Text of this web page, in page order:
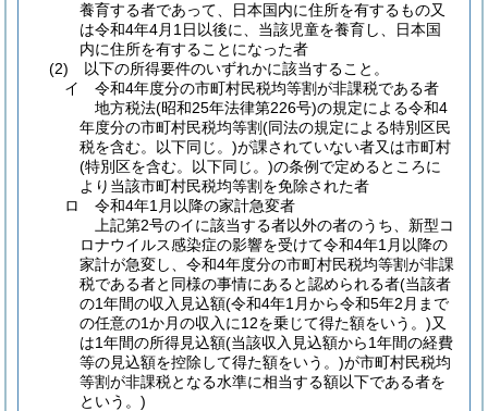
養育する者であって、日本国内に住所を有するもの又
は令和4年4月1日以後に、当該児童を養育し、日本国
内に住所を有することになった者
(2)
以下の所得要件のいずれかに該当すること。
イ
令和4年度分の市町村民税均等割が非課税である者
地方税法(昭和25年法律第226号)の規定による令和4
年度分の市町村民税均等割(同法の規定による特別区民
税を含む。以下同じ。)が課されていない者又は市町村
(特別区を含む。以下同じ。)の条例で定めるところに
より当該市町村民税均等割を免除された者
ロ
令和4年1月以降の家計急変者
上記第2号のイに該当する者以外の者のうち、新型コ
ロナウイルス感染症の影響を受けて令和4年1月以降の
家計が急変し、令和4年度分の市町村民税均等割が非課
税である者と同様の事情にあると認められる者(当該者
の1年間の収入見込額(令和4年1月から令和5年2月まで
の任意の1か月の収入に12を乗じて得た額をいう。)又
は1年間の所得見込額(当該収入見込額から1年間の経費
等の見込額を控除して得た額をいう。)が市町村民税均
等割が非課税となる水準に相当する額以下である者を
という。)